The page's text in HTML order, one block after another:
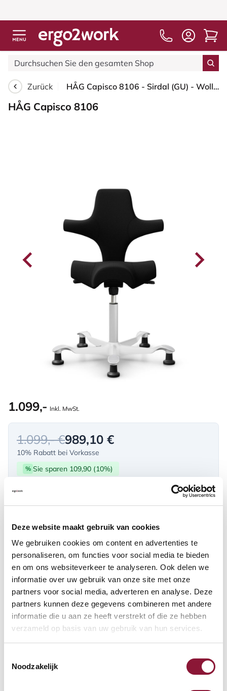
Deze website maakt gebruik van cookies
We gebruiken cookies om content en advertenties te
personaliseren, om functies voor social media te bieden
en om ons websiteverkeer te analyseren. Ook delen we
informatie over uw gebruik van onze site met onze
partners voor social media, adverteren en analyse. Deze
partners kunnen deze gegevens combineren met andere
informatie die u aan ze heeft verstrekt of die ze hebben
verzameld op basis van uw gebruik van hun services.
Noodzakelijk
Zurück HÅG Capisco 8106 - Sirdal (GU) - Wolle - SRD190 Black - Weiß - 150mm (Sitzhöhe 40-55cm) - Bodengleiter
HÅG Capisco 8106
1.099,- Inkl. MwSt.
1.099,- €989,10 €
10% Rabatt bei Vorkasse
% Sie sparen 109,90 (10%)
Verfügbar
Lieferzeit: 3-6 Wochen
Anzahl:
In den Warenkorb
Auf der Suche nach Stückzahlen? Machen Sie Ihren Arbeitsplatz
komplett und fordern Sie direkt ein individuelles Angebot an.